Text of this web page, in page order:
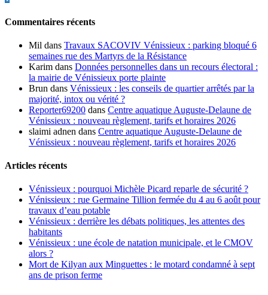
des
Commentaires récents
Mil dans Travaux SACOVIV Vénissieux : parking bloqué 6
semaines rue des Martyrs de la Résistance
Karim dans Données personnelles dans un recours électoral :
la mairie de Vénissieux porte plainte
Brun dans Vénissieux : les conseils de quartier arrêtés par la
majorité, intox ou vérité ?
Reporter69200 dans Centre aquatique Auguste-Delaune de
Vénissieux : nouveau règlement, tarifs et horaires 2026
slaimi adnen dans Centre aquatique Auguste-Delaune de
Vénissieux : nouveau règlement, tarifs et horaires 2026
Articles récents
Vénissieux : pourquoi Michèle Picard reparle de sécurité ?
Vénissieux : rue Germaine Tillion fermée du 4 au 6 août pour
travaux d’eau potable
Vénissieux : derrière les débats politiques, les attentes des
habitants
Vénissieux : une école de natation municipale, et le CMOV
alors ?
Mort de Kilyan aux Minguettes : le motard condamné à sept
ans de prison ferme